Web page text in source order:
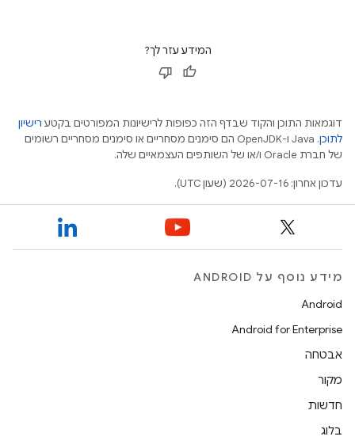
המידע עזר לך?
דוגמאות התוכן והקוד שבדף הזה כפופות לרישיונות המפורטים בקטע רישיון
לתוכן
.‏ Java ו-OpenJDK הם סימנים מסחריים או סימנים מסחריים רשומים
של חברת Oracle ו/או של השותפים העצמאיים שלה.
עדכון אחרון: 2026-07-16 (שעון UTC).
מידע נוסף על ANDROID
Android
Android for Enterprise
אבטחה
מקור
חדשות
בלוג